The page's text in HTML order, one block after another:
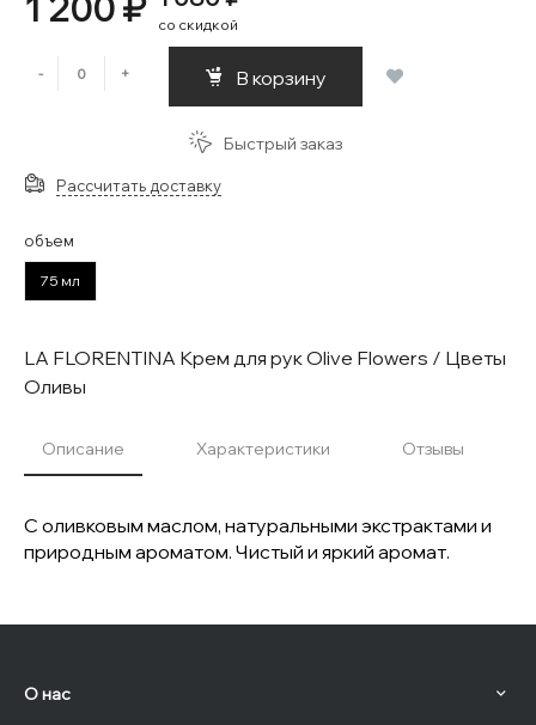
со скидкой
- + В корзину
Быстрый заказ
Рассчитать доставку
объем
75 мл
LA FLORENTINA Крем для рук Olive Flowers / Цветы
Оливы
Описание Характеристики Отзывы
С оливковым маслом, натуральными экстрактами и
природным ароматом. Чистый и яркий аромат.
О нас